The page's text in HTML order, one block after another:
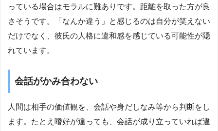
っている場合はモラルに難ありです。距離を取った方が良
さそうです。「なんか違う」と感じるのは自分が笑えない
だけでなく、彼氏の人格に違和感を感じている可能性が隠
れています。
会話がかみ合わない
人間は相手の価値観を、会話や身だしなみ等から判断をし
ます。たとえ嗜好が違っても、会話が成り立っていれば違